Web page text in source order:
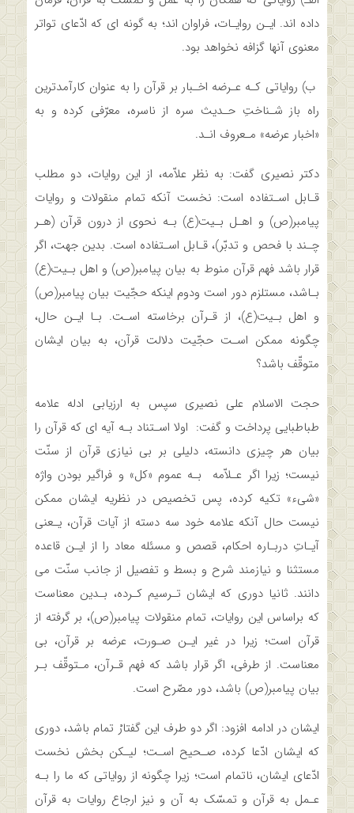
داده‌ اند. ایـن روایـات، فراوان اند؛ به گونه ای که ادّعای تواتر
معنوی‌ آنها‌ گزافه نخواهد بود.
ب) روایاتی کـه عـرضه اخـبار بر‌ قرآن‌ را‌ به عنوان کارآمدترین
راه باز شـناختِ حـدیث‌ سره از ناسره، معرّفی کرده‌ و به
«اخبار عرضه» مـعروف انـد.‌
دکتر نصیری گفت: به نظر علاّمه، از‌ این‌ روایات، دو مطلب
قـابل اسـتفاده است: نخست آنکه تمام منقولات و روایات
پیامبر(ص) و اهـل‌ بـیت(ع)‌ بـه نحوی از درون قرآن (هـر‌
چـند‌ با فحص‌ و تدبّر)،‌ قـابل اسـتفاده است. بدین‌ جهت، اگر
قرار باشد فهم قرآن منوط به بیان پیامبر(ص) و اهل بـیت(ع)
بـاشد، مستلزم‌ دور‌ است ودوم اینکه حجّیت بیان پیامبر(ص)
و اهل‌ بـیت(ع)،‌ از‌ قـرآن‌ برخاسته اسـت. بـا‌ ایـن‌ حال،
چگونه ممکن اسـت حجّیت دلالت قرآن، به بیان ایشان
متوقّف باشد؟
حجت الاسلام علی نصیری سپس به ارزیابی ادله علامه
طباطبایی پرداخت و گفت: اولا اسـتناد بـه آیه ای که قرآن را
بیان‌ هر‌ چیزی دانسته، دلیلی بر بی نیازی قرآن از سنّت
نیست؛ زیرا اگر عـلاّمه ‌ ‌بـه عموم «کل» و فراگیر بودن واژه
«شیء» تکیه کرده، پس تخصیص در نظریه ایشان ممکن
نیست حال آنکه علامه خود سه دسته از آیات قرآن،‌ یـعنی‌
آیـاتِ دربـاره احکام، قصص و مسئله معاد را از ایـن قاعده
مستثنا و نیازمند شرح و بسط و تفصیل از‌ جانب‌ سنّت می
دانند. ثانیا دوری که ایشان تـرسیم کـرده، بـدین‌ معناست‌
که براساس این روایات، تمام منقولات‌ پیامبر(ص)،‌ بر گرفته‌ از‌
قرآن‌ است؛ زیرا در غیر‌ ایـن صـورت، عرضه بر قرآن، بی
معناست. از طرفی، اگر قرار باشد که فهم قـرآن،‌ مـتوقّف‌ بـر
بیان پیامبر(ص) باشد، دور مصّرح‌ است.
ایشان در ادامه افزود: اگر‌ دو‌ طرف‌ این گفتارْ تمام‌ باشد،‌ دوری
که ایشان ادّعا کرده، صـحیح اسـت؛ لیـکن بخش نخست
ادّعای ایشان، ناتمام است؛ زیرا چگونه‌ از‌ روایاتی‌ که ما را بـه
عـمل به قرآن‌ و تمسّک‌ به‌ آن‌ و نیز ارجاع روایات به قرآن